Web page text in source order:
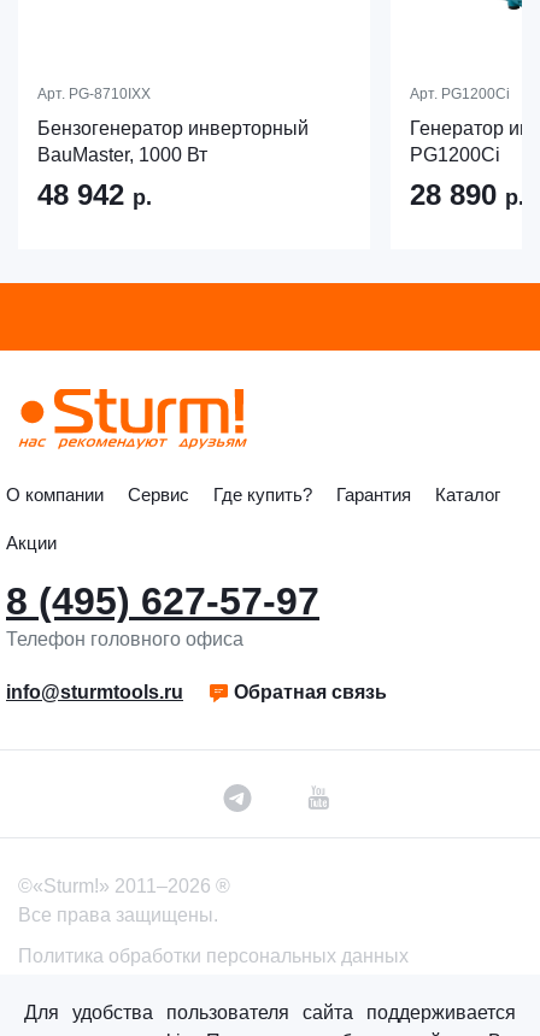
Арт. PG-8710IXX
Бензогенератор инверторный
BauMaster, 1000 Вт
48 942 р.
Арт. PG1200Ci
Генератор
PG1200Ci
28 890 р.
О компании Сервис Где купить? Гарантия Каталог
Акции
8 (495) 627-57-97
Телефон головного офиса
info@sturmtools.ru Обратная связь
©«Sturm!» 2011–2026 ®
Все права защищены.
Политика обработки персональных данных
Для удобства пользователя сайта поддерживается